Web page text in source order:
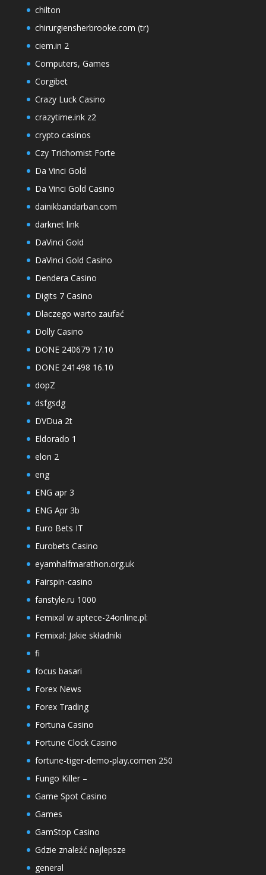
chilton
chirurgiensherbrooke.com (tr)
ciem.in 2
Computers, Games
Corgibet
Crazy Luck Casino
crazytime.ink z2
crypto casinos
Czy Trichomist Forte
Da Vinci Gold
Da Vinci Gold Casino
dainikbandarban.com
darknet link
DaVinci Gold
DaVinci Gold Casino
Dendera Casino
Digits 7 Casino
Dlaczego warto zaufać
Dolly Casino
DONE 240679 17.10
DONE 241498 16.10
dopZ
dsfgsdg
DVDua 2t
Eldorado 1
elon 2
eng
ENG apr 3
ENG Apr 3b
Euro Bets IT
Eurobets Casino
eyamhalfmarathon.org.uk
Fairspin-casino
fanstyle.ru 1000
Femixal w aptece-24online.pl:
Femixal: Jakie składniki
fi
focus basari
Forex News
Forex Trading
Fortuna Casino
Fortune Clock Casino
fortune-tiger-demo-play.comen 250
Fungo Killer –
Game Spot Casino
Games
GamStop Casino
Gdzie znaleźć najlepsze
general